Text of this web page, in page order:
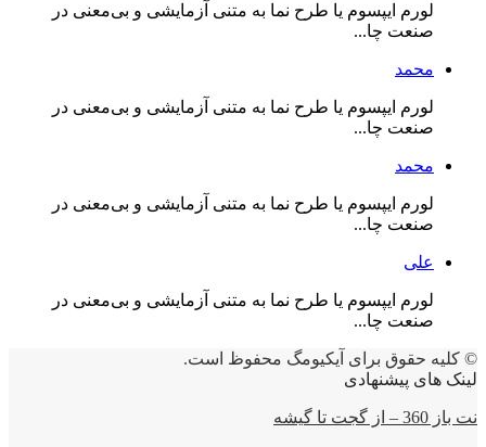
لورم ایپسوم یا طرح‌ نما به متنی آزمایشی و بی‌معنی در
صنعت چا...
محمد
لورم ایپسوم یا طرح‌ نما به متنی آزمایشی و بی‌معنی در
صنعت چا...
محمد
لورم ایپسوم یا طرح‌ نما به متنی آزمایشی و بی‌معنی در
صنعت چا...
علی
لورم ایپسوم یا طرح‌ نما به متنی آزمایشی و بی‌معنی در
صنعت چا...
© کلیه حقوق برای آیکیومگ محفوظ است.
لینک های پیشنهادی
نت باز 360 – از گجت تا گیشه